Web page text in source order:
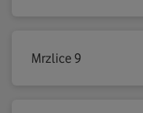
Mrzlice 9